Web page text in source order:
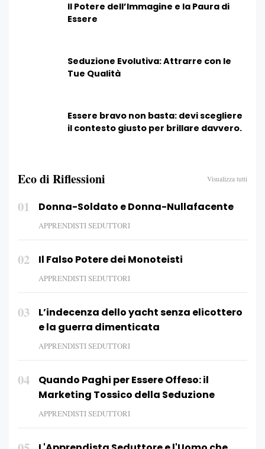
Il Potere dell’Immagine e la Paura di
Essere
Seduzione Evolutiva: Attrarre con le
Tue Qualità
Essere bravo non basta: devi scegliere
il contesto giusto per brillare davvero.
Eco di Riflessioni Visualizza tutti
01 Donna-Soldato e Donna-Nullafacente
APPRENDISTI SEDUTTORI
02 Il Falso Potere dei Monoteisti
APPRENDISTI SEDUTTORI
03
L’indecenza dello yacht senza elicottero
e la guerra dimenticata
APPRENDISTI SEDUTTORI
04
Quando Paghi per Essere Offeso: il
Marketing Tossico della Seduzione
APPRENDISTI SEDUTTORI